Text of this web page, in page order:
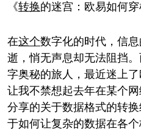
《转换的迷宫：欧易如何穿
在这个数字化的时代，信息
逝，悄无声息却无法阻挡
字奥秘的旅人，最近迷上
让我不禁想起去年在某个
分享的关于数据格式的转
于如何让复杂的数据在各个